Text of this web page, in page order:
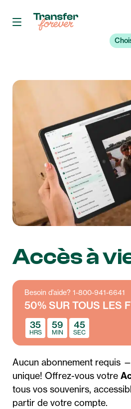
Accès à
Besoin d’aide? 1-800-941-6641
50% SUR TOUS LES
35
HRS
59
MIN
45
SEC
Aucun abonnement requis
unique! Offrez-vous votre
tous vos souvenirs,
partir de votre compte.